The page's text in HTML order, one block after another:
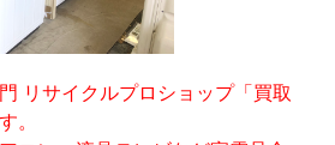
リサイクルプロショップ「買取
。